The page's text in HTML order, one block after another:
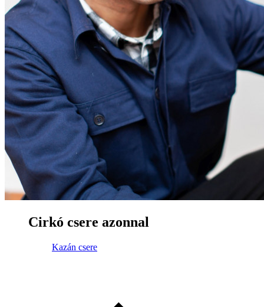
Cirkó csere azonnal
Kazán csere